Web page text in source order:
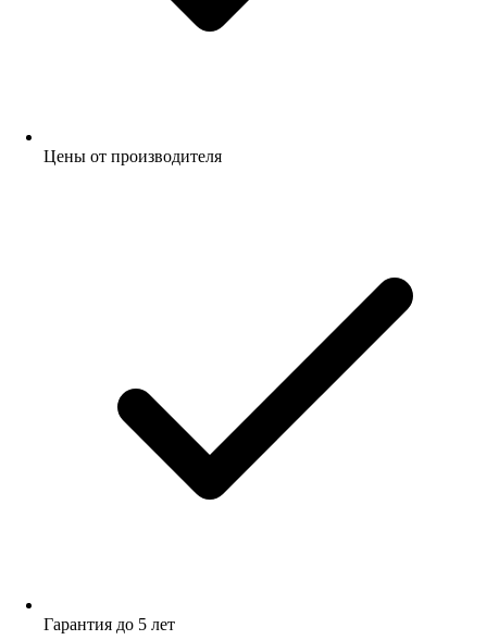
Цены от производителя
Гарантия до 5 лет